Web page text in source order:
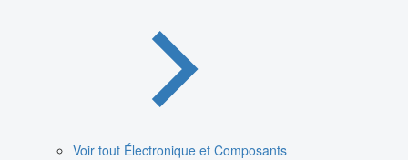
Voir tout Électronique et Composants